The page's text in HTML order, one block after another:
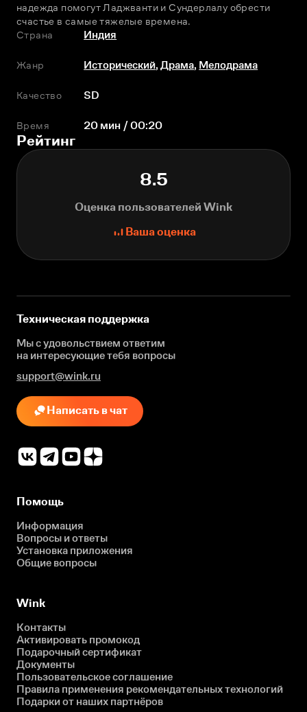
надежда помогут Ладжванти и Сундерлалу обрести
счастье в самые тяжелые времена.
Страна
Индия
Жанр Исторический,Драма, Мелодрама
Качество SD
Время 20 мин / 00:20
Рейтинг
8.5
Оценка пользователей Wink
Ваша оценка
Техническая поддержка
Мы с удовольствием ответим
на интересующиетебя вопросы
support@wink.ru
Написать в чат
Помощь
Информация
Вопросы и ответы
Установка приложения
Общие вопросы
Wink
Контакты
Активировать промокод
Подарочный сертификат
Документы
Пользовательское соглашение
Правила применения рекомендательных технологий
Подарки от наших партнёров